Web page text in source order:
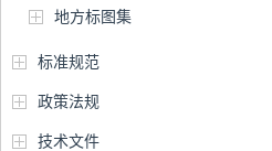
地方标图集
标准规范
政策法规
技术文件